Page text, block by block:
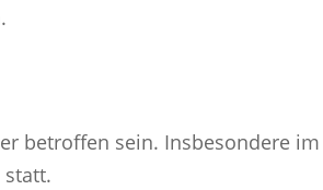
betroffen sein. Insbesondere
statt.